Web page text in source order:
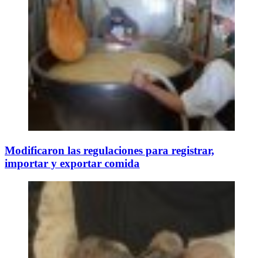
Modificaron las regulaciones para registrar,
importar y exportar comida